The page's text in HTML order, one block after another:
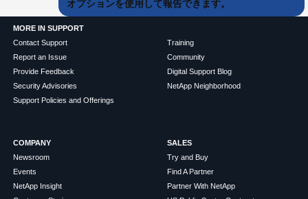
オプションを使用して報告できます。
MORE IN SUPPORT
Contact Support
Report an Issue
Provide Feedback
Security Advisories
Support Policies and Offerings
Training
Community
Digital Support Blog
NetApp Neighborhood
COMPANY
Newsroom
Events
NetApp Insight
SALES
Try and Buy
Find A Partner
Partner With NetApp